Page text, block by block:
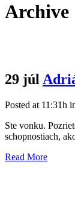
Archive
29 júl
Posted at 11:31h
Ste vonku.
schopnostiach,
Read More